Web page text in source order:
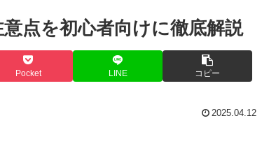
点を初心者向けに徹底解説
Pocket LINE コピー
2025.04.12